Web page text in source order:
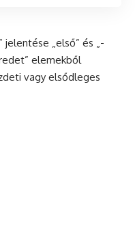
„első” és „-
elemekből
vagy elsődleges